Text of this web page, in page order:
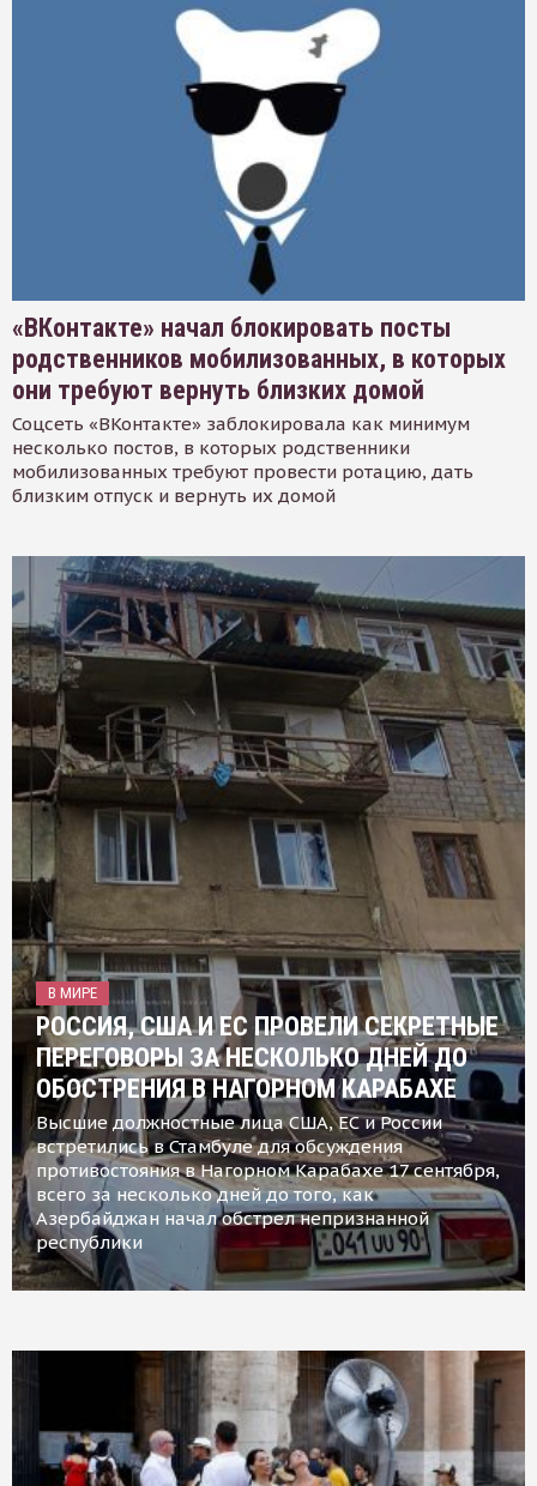
«ВКонтакте» начал блокировать посты
родственников мобилизованных, в которых
они требуют вернуть близких домой
Соцсеть «ВКонтакте» заблокировала как минимум
несколько постов, в которых родственники
мобилизованных требуют провести ротацию, дать
близким отпуск и вернуть их домой
В МИРЕ
РОССИЯ, США И ЕС ПРОВЕЛИ СЕКРЕТНЫЕ
ПЕРЕГОВОРЫ ЗА НЕСКОЛЬКО ДНЕЙ ДО
ОБОСТРЕНИЯ В НАГОРНОМ КАРАБАХЕ
Высшие должностные лица США, ЕС и России
встретились в Стамбуле для обсуждения
противостояния в Нагорном Карабахе 17 сентября,
всего за несколько дней до того, как
Азербайджан начал обстрел непризнанной
республики